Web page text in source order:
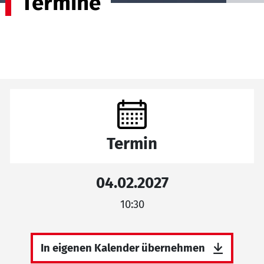
Termin
04.02.2027
10:30
In eigenen Kalender übernehmen